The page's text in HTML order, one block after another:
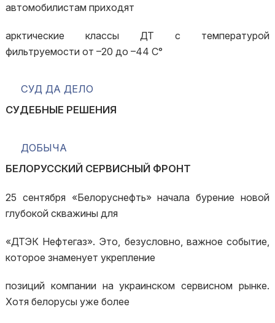
автомобилистам приходят
арктические классы ДТ с температурой
фильтруемости от –20 до –44 С°
СУД ДА ДЕЛО
СУДЕБНЫЕ РЕШЕНИЯ
ДОБЫЧА
БЕЛОРУССКИЙ СЕРВИСНЫЙ ФРОНТ
25 сентября «Белоруснефть» начала бурение новой
глубокой скважины для
«ДТЭК Нефтегаз». Это, безусловно, важное событие,
которое знаменует укрепление
позиций компании на украинском сервисном рынке.
Хотя белорусы уже более